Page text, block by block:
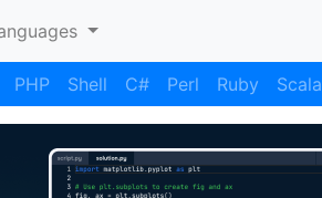
PHP Shell C# Perl Ruby Scala